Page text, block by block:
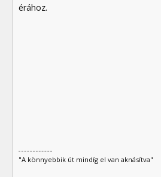
érához.
"A könnyebbik út mindíg el van aknásítva"